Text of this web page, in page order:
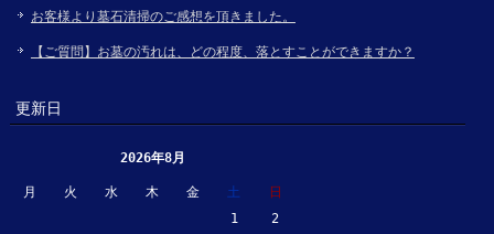
お客様より墓石清掃のご感想を頂きました。
【ご質問】お墓の汚れは、どの程度、落とすことができますか？
更新日
2026年8月
月 火 水 木 金 土
日
1
2